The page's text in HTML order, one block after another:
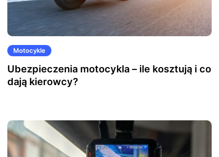
Motocykle
Ubezpieczenia motocykla – ile kosztują i co
dają kierowcy?